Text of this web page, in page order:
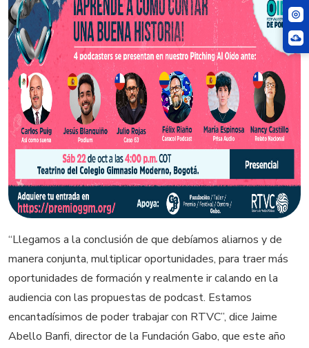
“Llegamos a la conclusión de que debíamos aliarnos y de
manera conjunta, multiplicar oportunidades, para traer más
oportunidades de formación y realmente ir calando en la
audiencia con las propuestas de podcast. Estamos
encantadísimos de poder trabajar con RTVC”, dice Jaime
Abello Banfi, director de la Fundación Gabo, que este año